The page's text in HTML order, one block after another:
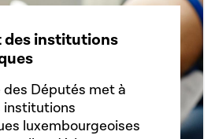
des institutions
des Députés met à
institutions
luxembourgeoises